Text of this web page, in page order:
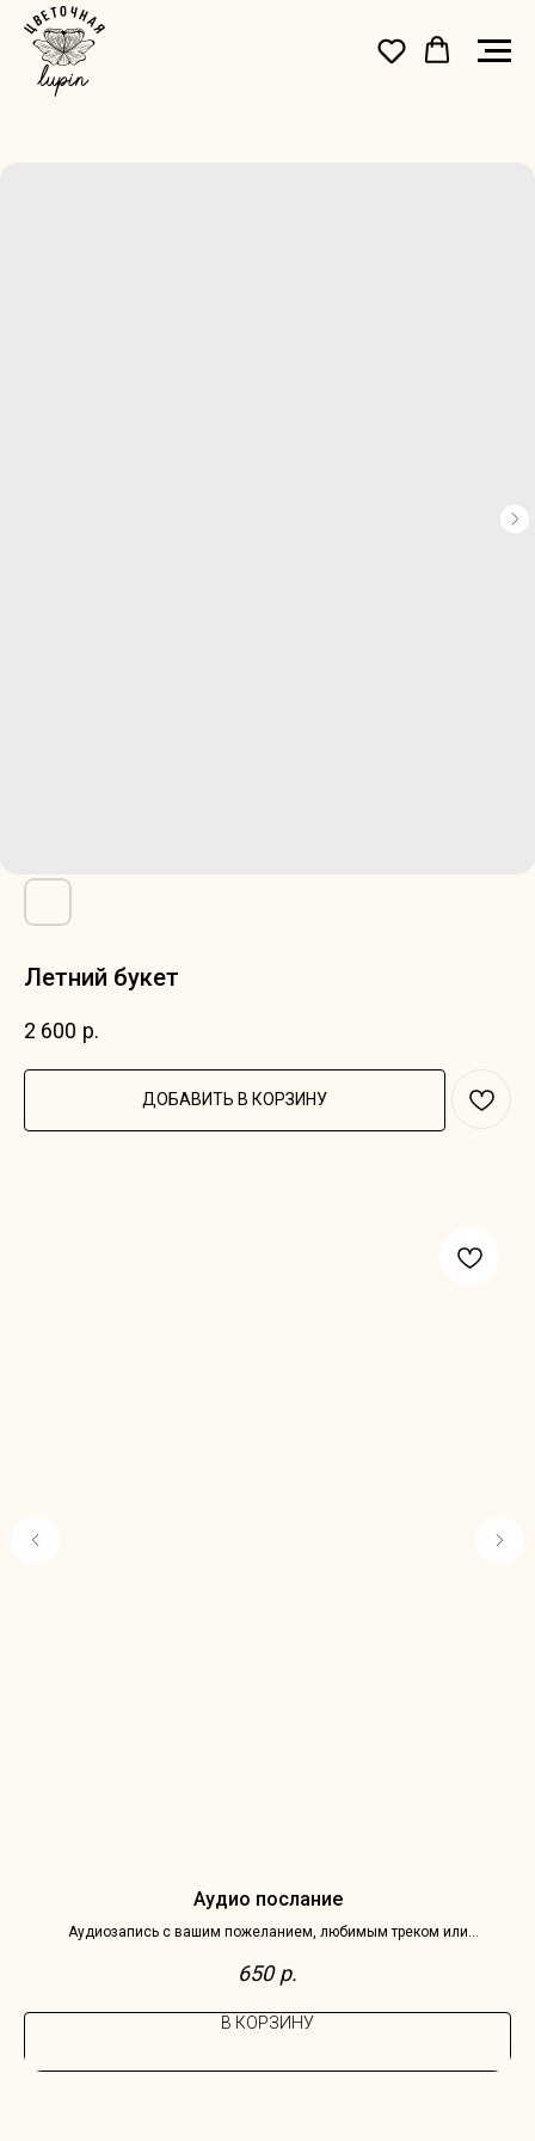
Летний букет
2 600 р.
ДОБАВИТЬ В КОРЗИНУ
Аудио послание
Аудиозапись с вашим пожеланием, любимым треком или
650 р.
В КОРЗИНУ